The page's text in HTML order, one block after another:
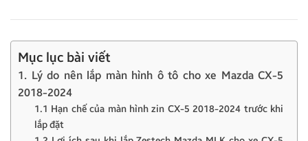
Mục lục bài viết
1. Lý do nên lắp màn hình ô tô cho xe Mazda CX-5
2018-2024
1.1 Hạn chế của màn hình zin CX-5 2018-2024 trước khi
lắp đặt